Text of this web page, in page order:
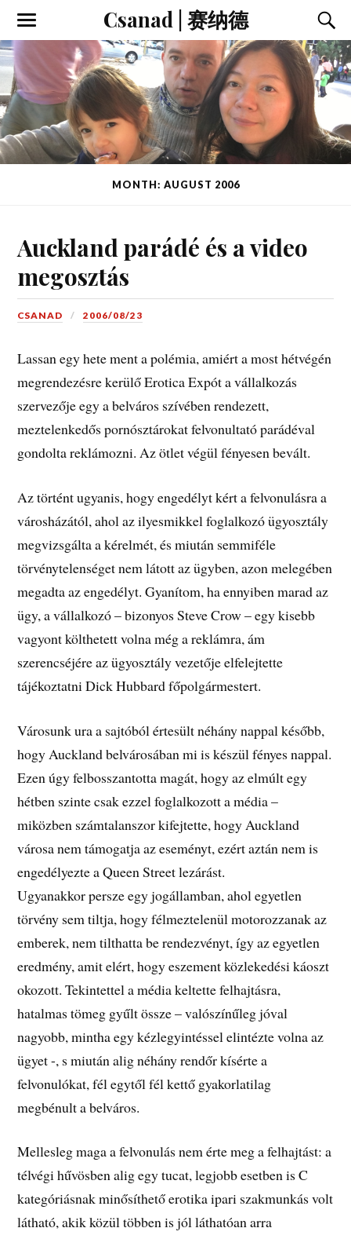
Csanad | 赛纳德
MONTH: AUGUST 2006
Auckland parádé és a video
megosztás
CSANAD 2006/08/23
Lassan egy hete ment a polémia, amiért a most hétvégén
megrendezésre kerülő Erotica Expót a vállalkozás
szervezője egy a belváros szívében rendezett,
meztelenkedős pornósztárokat felvonultató parádéval
gondolta reklámozni. Az ötlet végül fényesen bevált.
Az történt ugyanis, hogy engedélyt kért a felvonulásra a
városházától, ahol az ilyesmikkel foglalkozó ügyosztály
megvizsgálta a kérelmét, és miután semmiféle
törvénytelenséget nem látott az ügyben, azon melegében
megadta az engedélyt. Gyanítom, ha ennyiben marad az
ügy, a vállalkozó – bizonyos Steve Crow – egy kisebb
vagyont költhetett volna még a reklámra, ám
szerencséjére az ügyosztály vezetője elfelejtette
tájékoztatniDick Hubbard főpolgármestert.
Városunk ura a sajtóból értesült néhány nappal később,
hogy Auckland belvárosában mi is készül fényes nappal.
Ezen úgy felbosszantotta magát, hogy az elmúlt egy
hétben szinte csak ezzel foglalkozott a média –
miközben számtalanszor kifejtette, hogy Auckland
városa nem támogatja az eseményt, ezért aztán nem is
engedélyezte a Queen Street lezárást.
Ugyanakkor persze egy jogállamban, ahol egyetlen
törvény sem tiltja, hogy félmeztelenül motorozzanak az
emberek, nem tilthatta be rendezvényt, így az egyetlen
eredmény, amit elért, hogy eszement közlekedési káoszt
okozott. Tekintettel a média keltette felhajtásra,
hatalmas tömeg gyűlt össze – valószínűleg jóval
nagyobb, mintha egy kézlegyintéssel elintézte volna az
ügyet -, s miután alig néhány rendőr kísérte a
felvonulókat, fél egytől fél kettő gyakorlatilag
megbénult a belváros.
Mellesleg maga a felvonulás nem érte meg a felhajtást: a
télvégi hűvösben alig egy tucat, legjobb esetben is C
kategóriásnak minősíthető erotika ipari szakmunkás volt
látható, akik közül többen is jól láthatóan arra